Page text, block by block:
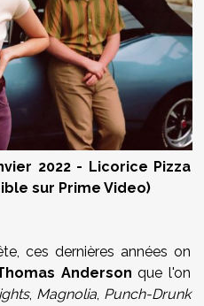
2022 - Licorice Pizza
sur Prime Video)
ces dernières années on
Anderson que l'on
, Magnolia, Punch-Drunk